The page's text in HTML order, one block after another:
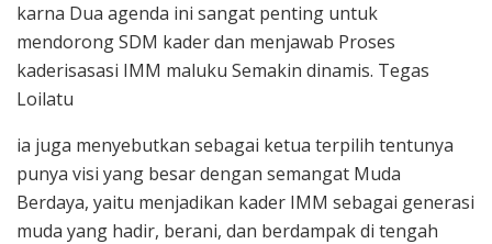
karna Dua agenda ini sangat penting untuk
mendorong SDM kader dan menjawab Proses
kaderisasasi IMM maluku Semakin dinamis. Tegas
Loilatu
ia juga menyebutkan sebagai ketua terpilih tentunya
punya visi yang besar dengan semangat Muda
Berdaya, yaitu menjadikan kader IMM sebagai generasi
muda yang hadir, berani, dan berdampak di tengah